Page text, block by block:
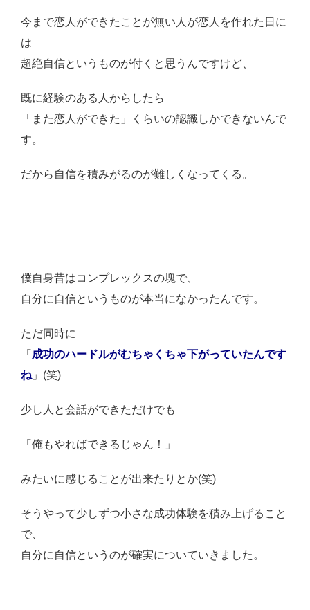
今まで恋人ができたことが無い人が恋人を作れた日に
は
超絶自信というものが付くと思うんですけど、
既に経験のある人からしたら
「また恋人ができた」くらいの認識しかできないんで
す。
だから自信を積みがるのが難しくなってくる。
僕自身昔はコンプレックスの塊で、
自分に自信というものが本当になかったんです。
ただ同時に
「 成功のハードルがむちゃくちゃ下がっていたんです
ね 」(笑)
少し人と会話ができただけでも
「俺もやればできるじゃん！」
みたいに感じることが出来たりとか(笑)
そうやって少しずつ小さな成功体験を積み上げること
で、
自分に自信というのが確実についていきました。